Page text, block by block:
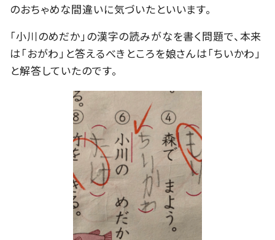
のおちゃめな間違いに気づいたといいます。
「小川のめだか」の漢字の読みがなを書く問題で、本来
は「おがわ」と答えるべきところを娘さんは「ちいかわ」
と解答していたのです。